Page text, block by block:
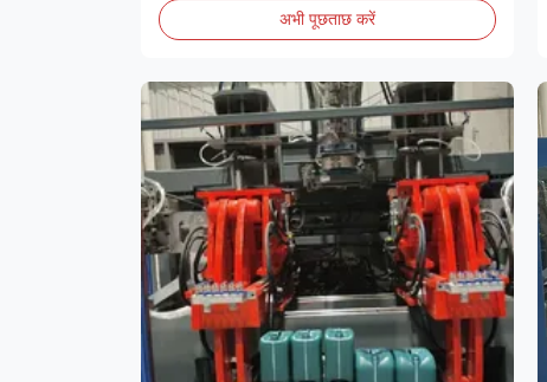
अभी पूछताछ करें